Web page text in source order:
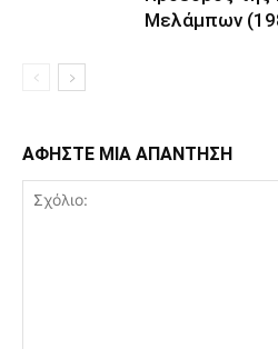
Μελάμπων
ΑΦΗΣΤΕ ΜΙΑ ΑΠΑΝΤΗΣΗ